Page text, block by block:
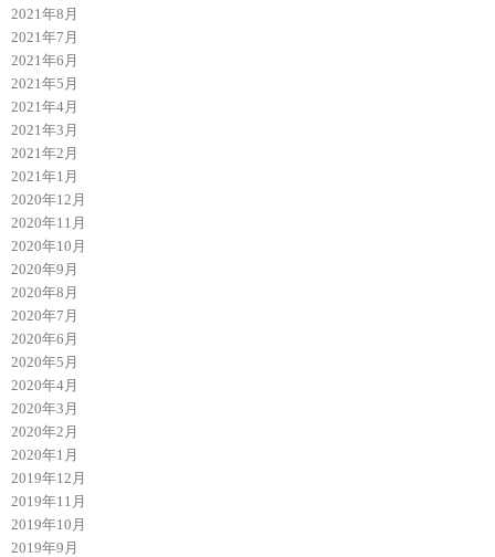
2021年8月
2021年7月
2021年6月
2021年5月
2021年4月
2021年3月
2021年2月
2021年1月
2020年12月
2020年11月
2020年10月
2020年9月
2020年8月
2020年7月
2020年6月
2020年5月
2020年4月
2020年3月
2020年2月
2020年1月
2019年12月
2019年11月
2019年10月
2019年9月